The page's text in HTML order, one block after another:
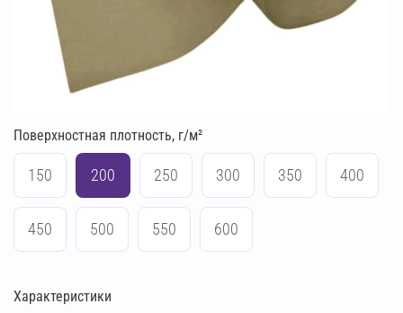
Поверхностная плотность, г/м²
150 200 250 300 350 400
450 500 550 600
Характеристики